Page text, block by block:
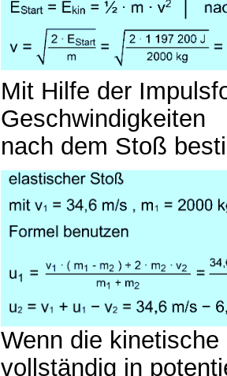
Mit Hilfe der
Geschwindigkeiten
nach dem Stoß
Wenn die
vollständig in